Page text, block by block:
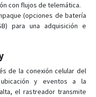
con flujos de telemática.
(opciones de batería
para una adquisición e
de la conexión celular del
y eventos a la
el rastreador transmite